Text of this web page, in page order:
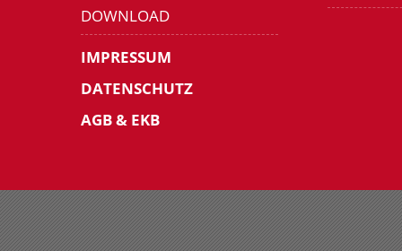
DOWNLOAD
IMPRESSUM
DATENSCHUTZ
AGB & EKB